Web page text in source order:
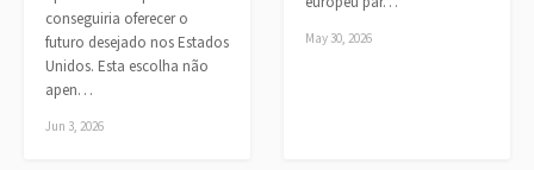
conseguiria oferecer o
futuro desejado nos Estados
Unidos. Esta escolha não
apen…
Jun 3, 2026
May 30, 2026